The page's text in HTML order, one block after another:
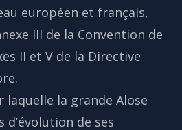
européen et français,
III de la Convention de
II et V de la Directive
laquelle la grande Alose
d’évolution de ses